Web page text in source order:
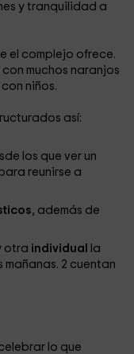
y tranquilidad a
el complejo ofrece.
muchos naranjos
niños.
así:
los que ver un
reunirse a
, además de
otra individual
la
2 cuentan
lo que